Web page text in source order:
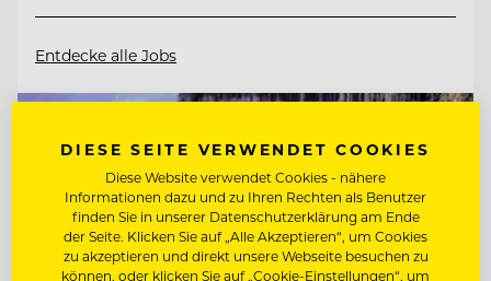
Entdecke alle Jobs
DIESE SEITE VERWENDET COOKIES
Diese Website verwendet Cookies - nähere
Informationen dazu und zu Ihren Rechten als Benutzer
finden Sie in unserer Datenschutzerklärung am Ende
der Seite. Klicken Sie auf „Alle Akzeptieren“, um Cookies
zu akzeptieren und direkt unsere Webseite besuchen zu
können, oder klicken Sie auf „Cookie-Einstellungen“, um